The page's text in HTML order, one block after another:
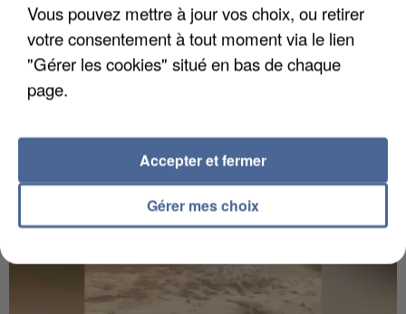
6 août 2026
Gabriel Attal et Raphaël Glucksmann visés par des
ingérences...
Sollicité, Sébastien Lecornu annonce un "travail
Vous pouvez mettre à jour vos choix, ou retirer
votre consentement à tout moment via le lien
"Gérer les cookies" situé en bas de chaque
page.
Gérer mes choix
Accepter et fermer